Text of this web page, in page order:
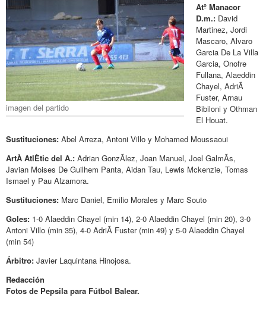
imagen del partido
Atº Manacor
D.m.: David
Martinez, Jordi
Mascaro, Alvaro
Garcia De La Villa
Garcia, Onofre
Fullana, Alaeddin
Chayel, AdriÃ
Fuster, Arnau
Bibiloni y Othman
El Houat.
Sustituciones: Abel Arreza, Antoni Villo y Mohamed Moussaoui
ArtÀ AtlÈtic del A.: Adrian GonzÃlez, Joan Manuel, Joel GalmÃs,
Javian Moises De Guilhem Panta, Aidan Tau, Lewis Mckenzie, Tomas
Ismael y Pau Alzamora.
Sustituciones: Marc Daniel, Emilio Morales y Marc Souto
Goles: 1-0 Alaeddin Chayel (min 14), 2-0 Alaeddin Chayel (min 20), 3-0
Antoni Villo (min 35), 4-0 AdriÃ Fuster (min 49) y 5-0 Alaeddin Chayel
(min 54)
Árbitro: Javier Laquintana Hinojosa.
Redacción
Fotos de Pepsila para Fútbol Balear.